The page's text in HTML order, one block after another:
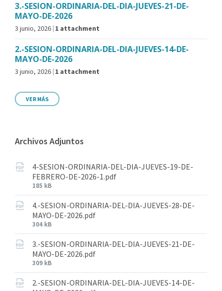
3.-SESION-ORDINARIA-DEL-DIA-JUEVES-21-DE-
MAYO-DE-2026
3 junio, 2026 1 attachment
2.-SESION-ORDINARIA-DEL-DIA-JUEVES-14-DE-
MAYO-DE-2026
3 junio, 2026 1 attachment
VER MÁS
Archivos Adjuntos
4-SESION-ORDINARIA-DEL-DIA-JUEVES-19-DE-
FEBRERO-DE-2026-1.pdf
185 kB
4.-SESION-ORDINARIA-DEL-DIA-JUEVES-28-DE-
MAYO-DE-2026.pdf
304 kB
3.-SESION-ORDINARIA-DEL-DIA-JUEVES-21-DE-
MAYO-DE-2026.pdf
309 kB
2.-SESION-ORDINARIA-DEL-DIA-JUEVES-14-DE-